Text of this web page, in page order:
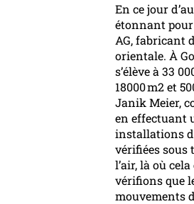
En ce jour
étonnant pour
AG, fabricant
orientale. À
s’élève à 33
18000 m2 et
Janik Meier,
en effectuant
installations
vérifiées sous
l’air, là où
vérifions que
mouvements